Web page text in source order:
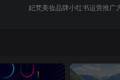
9/9NEW金密于使家个项攻主程可发现页
妃梵美妆品牌小红书运营推广